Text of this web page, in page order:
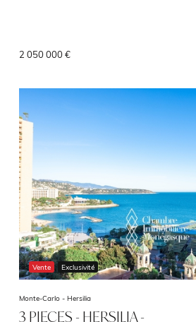
2 050 000 €
Vente Exclusivité
Monte-Carlo - Hersilia
3 PIECES - HERSILIA -